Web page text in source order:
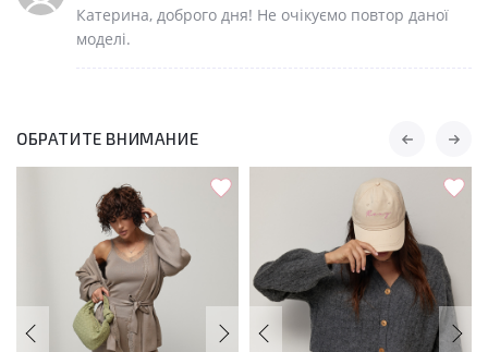
Катерина, доброго дня! Не очікуємо повтор даної
моделі.
ОБРАТИТЕ ВНИМАНИЕ